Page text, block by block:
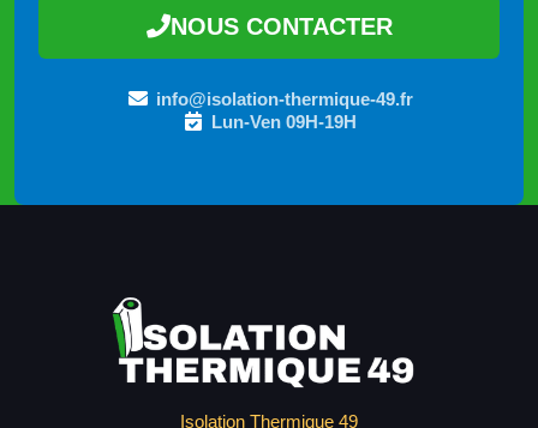
NOUS CONTACTER
info@isolation-thermique-49.fr
Lun-Ven 09H-19H
Isolation Thermique 49